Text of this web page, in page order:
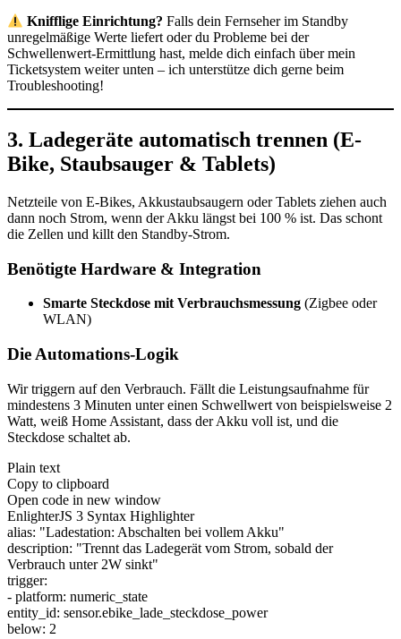
Knifflige Einrichtung? Falls dein Fernseher im Standby
unregelmäßige Werte liefert oder du Probleme bei der
Schwellenwert-Ermittlung hast, melde dich einfach über mein
Ticketsystem weiter unten – ich unterstütze dich gerne beim
Troubleshooting!
3. Ladegeräte automatisch trennen (E-
Bike, Staubsauger & Tablets)
Netzteile von E-Bikes, Akkustaubsaugern oder Tablets ziehen auch
dann noch Strom, wenn der Akku längst bei 100 % ist. Das schont
die Zellen und killt den Standby-Strom.
Benötigte Hardware & Integration
Smarte Steckdose mit Verbrauchsmessung (Zigbee oder
WLAN)
Die Automations-Logik
Wir triggern auf den Verbrauch. Fällt die Leistungsaufnahme für
mindestens 3 Minuten unter einen Schwellwert von beispielsweise 2
Watt, weiß Home Assistant, dass der Akku voll ist, und die
Steckdose schaltet ab.
Plain text
Copy to clipboard
Open code in new window
EnlighterJS 3 Syntax Highlighter
alias: "Ladestation: Abschalten bei vollem Akku"
description: "Trennt das Ladegerät vom Strom, sobald der
Verbrauch unter 2W sinkt"
trigger:
- platform: numeric_state
entity_id: sensor.ebike_lade_steckdose_power
below: 2